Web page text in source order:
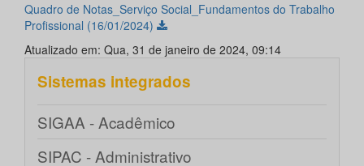
Quadro de Notas_Serviço Social_Fundamentos do Trabalho
Profissional (16/01/2024)
Atualizado em: Qua, 31 de janeiro de 2024, 09:14
Sistemas integrados
SIGAA - Acadêmico
SIPAC - Administrativo